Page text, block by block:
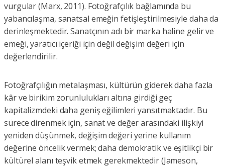
vurgular (Marx, 2011). Fotoğrafçılık bağlamında bu
yabancılaşma, sanatsal emeğin fetişleştirilmesiyle daha da
derinleşmektedir. Sanatçının adı bir marka haline gelir ve
emeği, yaratıcı içeriği için değil değişim değeri için
değerlendirilir.
Fotoğrafçılığın metalaşması, kültürün giderek daha fazla
kâr ve birikim zorunlulukları altına girdiği geç
kapitalizmdeki daha geniş eğilimleri yansıtmaktadır. Bu
sürece direnmek için, sanat ve değer arasındaki ilişkiyi
yeniden düşünmek, değişim değeri yerine kullanım
değerine öncelik vermek; daha demokratik ve eşitlikçi bir
kültürel alanı teşvik etmek gerekmektedir (Jameson,